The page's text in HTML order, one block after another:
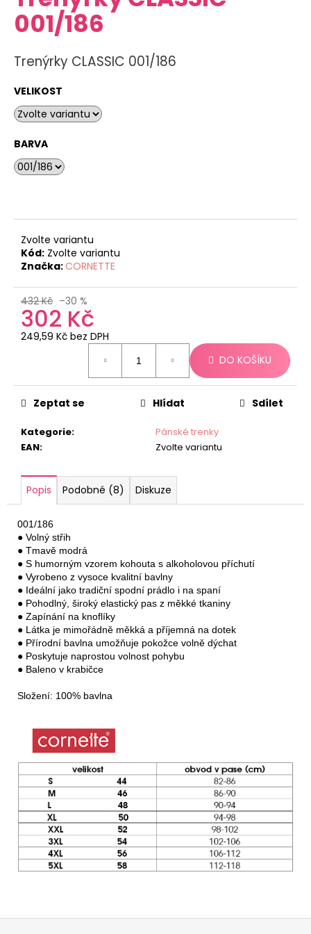
0,0
z
hvězdiček.
001/186
Trenýrky CLASSIC 001/186
VELIKOST
BARVA
Zvolte variantu
Kód: Zvolte variantu
Značka:CORNETTE
432 Kč –30 %
302 Kč
249,59 Kč bez DPH
DO KOŠÍKU
Kategorie:
Pánské trenky
EAN: Zvolte variantu
Zeptat se Hlídat Sdílet
Popis Podobné (8) Diskuze
001/186
● Volný střih
● Tmavě modrá
● S humorným vzorem kohouta s alkoholovou příchutí
● Vyrobeno z vysoce kvalitní bavlny
● Ideální jako tradiční spodní prádlo i na spaní
● Pohodlný, široký elastický pas z měkké tkaniny
● Zapínání na knoflíky
● Látka je mimořádně měkká a příjemná na dotek
● Přírodní bavlna umožňuje pokožce volně dýchat
● Poskytuje naprostou volnost pohybu
● Baleno v krabičce
Složení: 100% bavlna
a
j
í
t
?
D
o
p
o
r
u
u
e
Z